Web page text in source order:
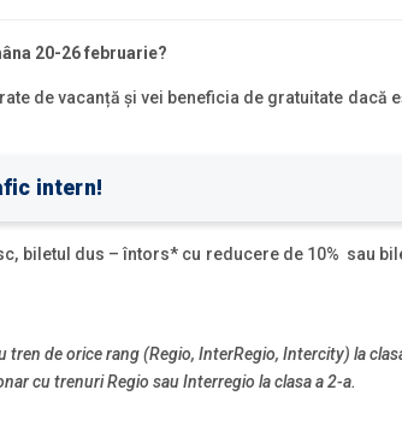
20-26 februarie?
de vacanță și vei beneficia de gratuitate dacă
intern!
biletul dus – întors* cu reducere de 10% sau
de orice rang (Regio, InterRegio, Intercity) la
cu trenuri Regio sau Interregio la clasa a 2-a.